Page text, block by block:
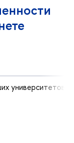
университетов